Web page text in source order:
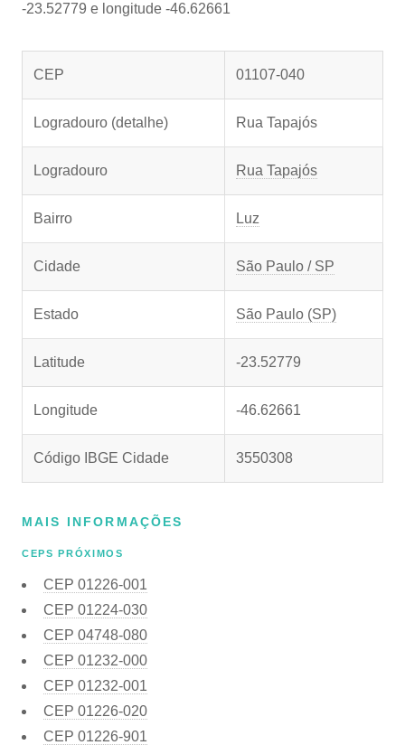
-23.52779 e longitude -46.62661
CEP 01107-040
Logradouro (detalhe) Rua Tapajós
Logradouro Rua Tapajós
Bairro Luz
Cidade São Paulo / SP
Estado São Paulo (SP)
Latitude -23.52779
Longitude -46.62661
Código IBGE Cidade 3550308
MAIS INFORMAÇÕES
CEPS PRÓXIMOS
CEP 01226-001
CEP 01224-030
CEP 04748-080
CEP 01232-000
CEP 01232-001
CEP 01226-020
CEP 01226-901